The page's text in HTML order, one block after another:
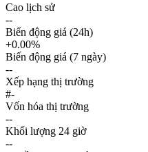
Cao lịch sử
--
Biến động giá (24h)
+0.00%
Biến động giá (7 ngày)
--
Xếp hạng thị trường
#-
Vốn hóa thị trường
--
Khối lượng 24 giờ
--